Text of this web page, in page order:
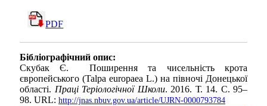
PDF
Бібліографічний опис:
Скубак Є. Поширення та чисельність крота
європейського (Talpa europaea L.) на півночі Донецької
області. Праці Теріологічної Школи. 2016. Т. 14. С. 95–
98. URL: http://jnas.nbuv.gov.ua/article/UJRN-0000793784